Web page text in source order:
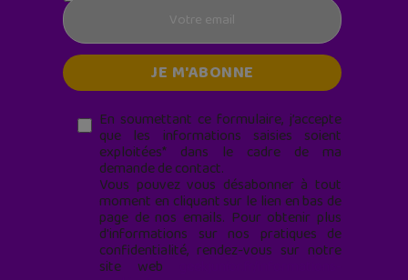
En soumettant ce formulaire, j’accepte
que les informations saisies soient
exploitées* dans le cadre de ma
demande de contact.
Vous pouvez vous désabonner à tout
moment en cliquant sur le lien en bas de
page de nos emails. Pour obtenir plus
d'informations sur nos pratiques de
confidentialité, rendez-vous sur notre
site web